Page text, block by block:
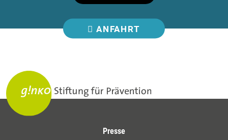
ANFAHRT
Presse